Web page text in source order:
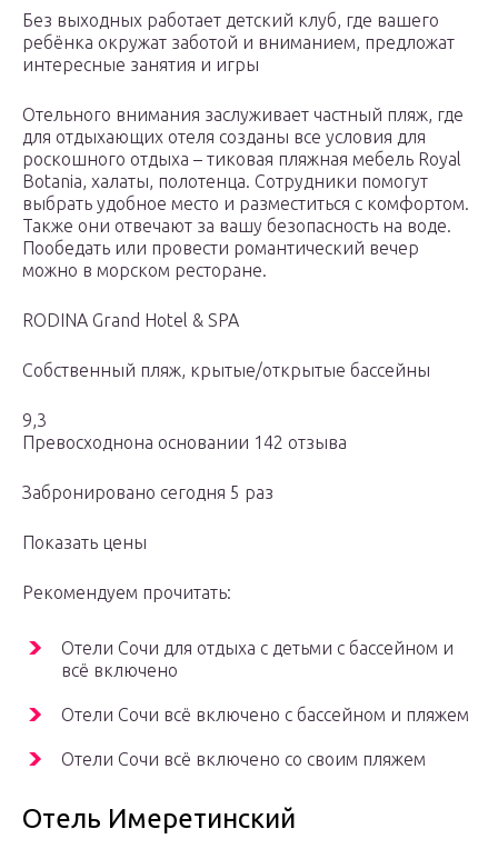
Без выходных работает детский клуб, где вашего
ребёнка окружат заботой и вниманием, предложат
интересные занятия и игры
Отельного внимания заслуживает частный пляж, где
для отдыхающих отеля созданы все условия для
роскошного отдыха – тиковая пляжная мебель Royal
Botania, халаты, полотенца. Сотрудники помогут
выбрать удобное место и разместиться с комфортом.
Также они отвечают за вашу безопасность на воде.
Пообедать или провести романтический вечер
можно в морском ресторане.
RODINA Grand Hotel & SPA
Собственный пляж, крытые/открытые бассейны
9,3
Превосходнона основании 142 отзыва
Забронировано сегодня 5 раз
Показать цены
Рекомендуем прочитать:
Отели Сочи для отдыха с детьми с бассейном и
всё включено
Отели Сочи всё включено с бассейном и пляжем
Отели Сочи всё включено со своим пляжем
Отель Имеретинский